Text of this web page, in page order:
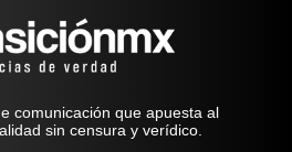
comunicación que apuesta al
sin censura y verídico.